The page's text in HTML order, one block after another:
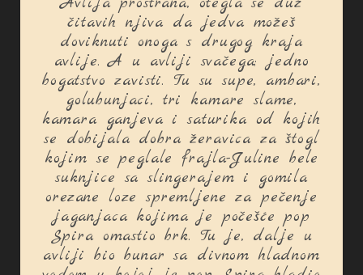
čitavih njiva da jedva možeš
doviknuti onoga s drugog kraja
avlije. A u avliji svačega; jedno
bogatstvo zavisti. Tu su supe, ambari,
golubunjaci, tri kamare slame,
kamara ganjeva i saturika od kojih
se dobijala dobra žeravica za štogl
kojim se peglale frajla-Juline bele
suknjice sa slingerajem i gomila
orezane loze spremljene za pečenje
jaganjaca kojima je počešće pop
Spira omastio brk. Tu je, dalje u
avliji bio bunar sa divnom hladnom